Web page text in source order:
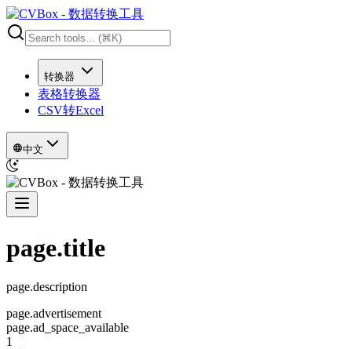
转换器
表格转换器
CSV转Excel
中文
page.title
page.description
page.advertisement
page.ad_space_available
1